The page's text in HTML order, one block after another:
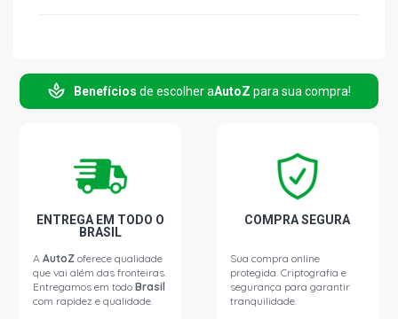
Benefícios de escolher aAutoZ para sua compra!
ENTREGA EM TODO O
BRASIL
AAutoZ oferece qualidade
que vai além das fronteiras.
Entregamos em todoBrasil
com rapidez e qualidade.
COMPRA SEGURA
Sua compra online
protegida. Criptografia e
segurança para garantir
tranquilidade.